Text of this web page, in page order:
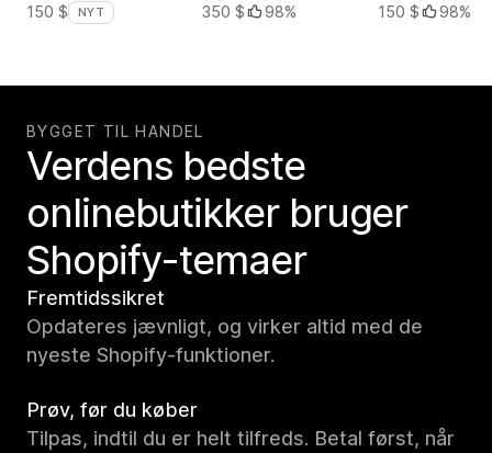
150 $
NYT
350 $
98%
150 $
98%
BYGGET TIL HANDEL
Verdens bedste
onlinebutikker bruger
Shopify-temaer
Fremtidssikret
Opdateres jævnligt, og virker altid med de
nyeste Shopify-funktioner.
Prøv, før du køber
Tilpas, indtil du er helt tilfreds. Betal først, når